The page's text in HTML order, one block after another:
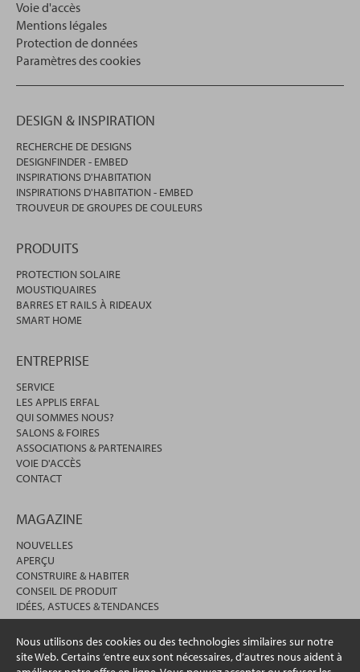
Nous utilisons des cookies ou des technologies similaires sur notre
site Web. Certains ’entre eux sont nécessaires, d’autres nous aident à
Voie d'accès
Mentions légales
Protection de données
Paramètres des cookies
DESIGN & INSPIRATION
RECHERCHE DE DESIGNS
DESIGNFINDER - EMBED
INSPIRATIONS D'HABITATION
INSPIRATIONS D'HABITATION - EMBED
TROUVEUR DE GROUPES DE COULEURS
PRODUITS
PROTECTION SOLAIRE
MOUSTIQUAIRES
BARRES ET RAILS À RIDEAUX
SMART HOME
ENTREPRISE
SERVICE
LES APPLIS ERFAL
QUI SOMMES NOUS?
SALONS & FOIRES
ASSOCIATIONS & PARTENAIRES
VOIE D'ACCÈS
CONTACT
MAGAZINE
NOUVELLES
APERÇU
CONSTRUIRE & HABITER
CONSEIL DE PRODUIT
IDÉES, ASTUCES & TENDANCES